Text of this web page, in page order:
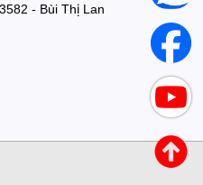
- Bùi Thị Lan